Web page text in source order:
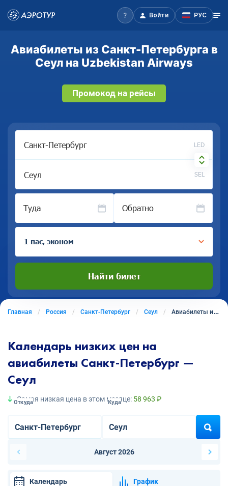
Войти РУС
Авиабилеты из Санкт-Петербурга в
Сеул на Uzbekistan Airways
Промокод на рейсы
LED
SEL
Туда Обратно
1 пас, эконом
Найти билет
Главная Россия Санкт-Петербург Сеул Авиабилеты из Санкт-Петербурга в Сеул
Календарь низких цен на
авиабилеты Санкт-Петербург —
Сеул
Самая низкая цена в этом месяце: 58 963 ₽
Откуда Куда
Август 2026
Календарь График